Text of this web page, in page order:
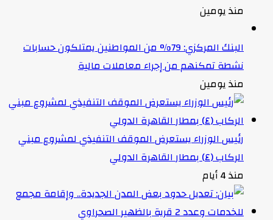
منذ يومين
البنك المركزي: 79% من المواطنين يمتلكون حسابات
نشطة تمكنهم من إجراء معاملات مالية
منذ يومين
رئيس الوزراء يستعرض الموقف التنفيذي لمشروع مبني
الركاب (٤) بمطار القاهرة الدولي
منذ 4 أيام